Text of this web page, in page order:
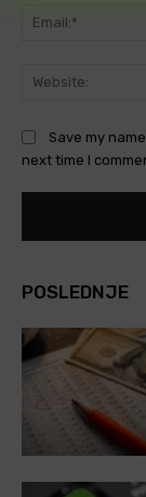
Save my
next time I
POSLEDNJE